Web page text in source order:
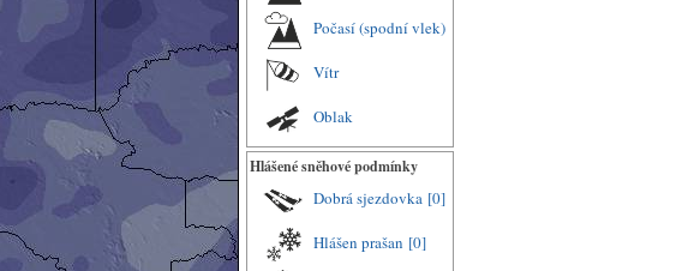
Počasí (spodní vlek)
Vítr
Oblak
Hlášené sněhové podmínky
Dobrá sjezdovka [0]
Hlášen prašan [0]